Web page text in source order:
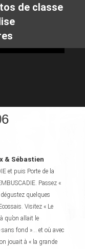
de classe
& Sébastien
et puis Porte de la
Passez «
quelques
Visitez « Le
qu’on allait le
fond »... et où avec
jouait à « la grande